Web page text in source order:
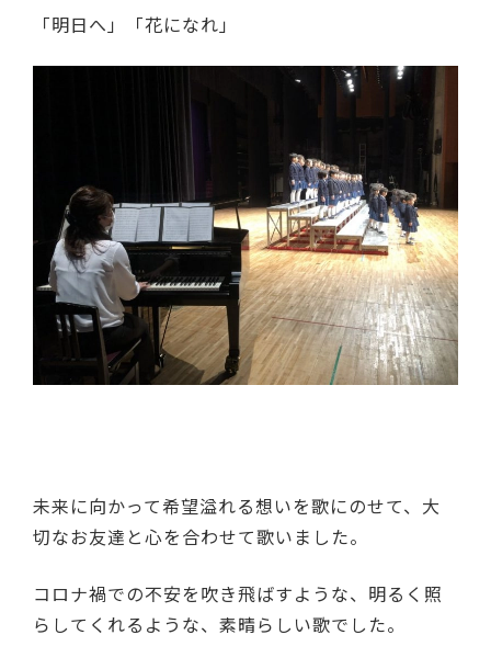
「明日へ」「花になれ」
未来に向かって希望溢れる想いを歌にのせて、大
切なお友達と心を合わせて歌いました。
コロナ禍での不安を吹き飛ばすような、明るく照
らしてくれるような、素晴らしい歌でした。